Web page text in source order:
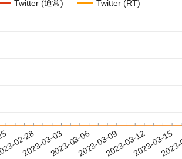
Twitter (通常) Twitter (RT)
02-28
2023-03-032023-03-062023-03-092023-03-122023-03-15